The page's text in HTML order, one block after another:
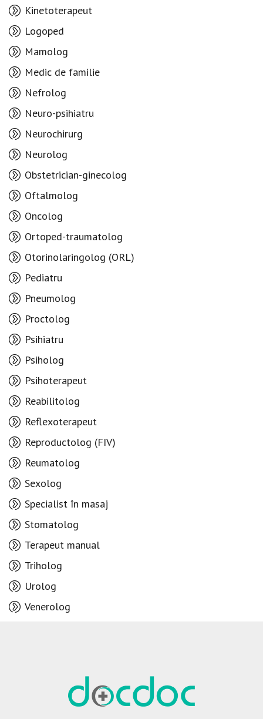
Kinetoterapeut
Logoped
Mamolog
Medic de familie
Nefrolog
Neuro-psihiatru
Neurochirurg
Neurolog
Obstetrician-ginecolog
Oftalmolog
Oncolog
Ortoped-traumatolog
Otorinolaringolog (ORL)
Pediatru
Pneumolog
Proctolog
Psihiatru
Psiholog
Psihoterapeut
Reabilitolog
Reflexoterapeut
Reproductolog (FIV)
Reumatolog
Sexolog
Specialist în masaj
Stomatolog
Terapeut manual
Triholog
Urolog
Venerolog